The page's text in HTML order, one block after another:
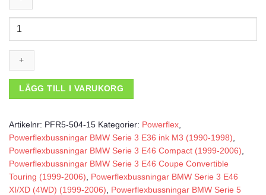
mängd
LÄGG TILL I VARUKORG
Artikelnr: PFR5-504-15 Kategorier: Powerflex
Powerflexbussningar BMW Serie 3 E36 ink M3 (1990-1998)
Powerflexbussningar BMW Serie 3 E46 Compact (1999-2006)
Powerflexbussningar BMW Serie 3 E46 Coupe Convertible
Touring (1999-2006)
Powerflexbussningar BMW Serie 3 E46
XI/XD (4WD) (1999-2006)
Powerflexbussningar BMW Serie 5